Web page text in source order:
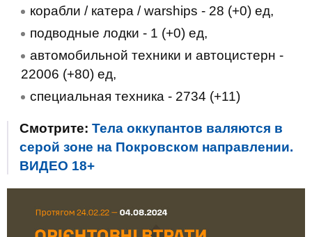
корабли / катера / warships - 28 (+0) ед,
подводные лодки - 1 (+0) ед,
автомобильной техники и автоцистерн -
22006 (+80) ед,
специальная техника - 2734 (+11)
Смотрите: Тела оккупантов валяются в
серой зоне на Покровском направлении.
ВИДЕО 18+